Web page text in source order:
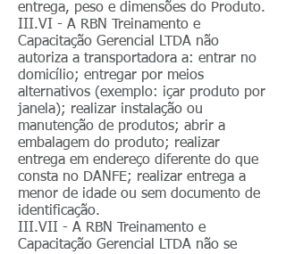
entrega, peso e dimensões do Produto.
III.VI - A RBN Treinamento e
Capacitação Gerencial LTDA não
autoriza a transportadora a: entrar no
domicílio; entregar por meios
alternativos (exemplo: içar produto por
janela); realizar instalação ou
manutenção de produtos; abrir a
embalagem do produto; realizar
entrega em endereço diferente do que
consta no DANFE; realizar entrega a
menor de idade ou sem documento de
identificação.
III.VII - A RBN Treinamento e
Capacitação Gerencial LTDA não se